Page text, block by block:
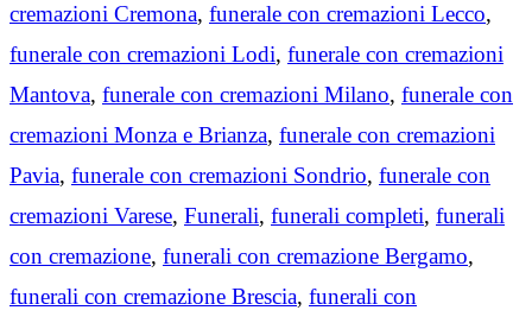
cremazioni Cremona, funerale con cremazioni Lecco,
funerale con cremazioni Lodi, funerale con cremazioni
Mantova, funerale con cremazioni Milano, funerale con
cremazioni Monza e Brianza, funerale con cremazioni
Pavia, funerale con cremazioni Sondrio, funerale con
cremazioni Varese, Funerali, funerali completi, funerali
con cremazione, funerali con cremazione Bergamo,
funerali con cremazione Brescia, funerali con